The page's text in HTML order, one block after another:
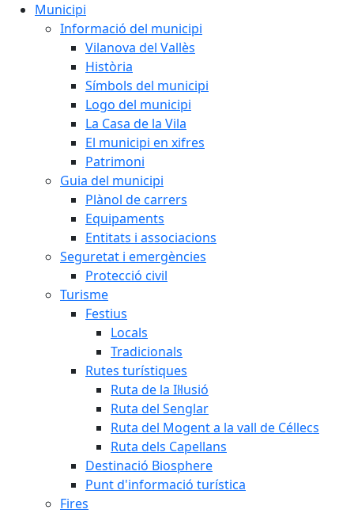
Municipi
Informació del municipi
Vilanova del Vallès
Història
Símbols del municipi
Logo del municipi
La Casa de la Vila
El municipi en xifres
Patrimoni
Guia del municipi
Plànol de carrers
Equipaments
Entitats i associacions
Seguretat i emergències
Protecció civil
Turisme
Festius
Locals
Tradicionals
Rutes turístiques
Ruta de la Il·lusió
Ruta del Senglar
Ruta del Mogent a la vall de Céllecs
Ruta dels Capellans
Destinació Biosphere
Punt d'informació turística
Fires